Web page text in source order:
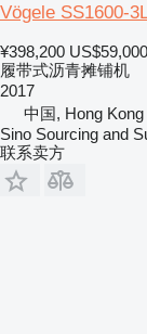
Vögele SS1600-
¥398,200 US$59,000
履带式沥青摊铺机
2017
中国, Hong Kong
Sino Sourcing and
联系卖方